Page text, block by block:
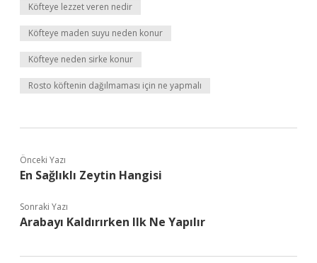
Köfteye lezzet veren nedir
Köfteye maden suyu neden konur
Köfteye neden sirke konur
Rosto köftenin dağılmaması için ne yapmalı
Önceki Yazı
En Sağlıklı Zeytin Hangisi
Sonraki Yazı
Arabayı Kaldırırken Ilk Ne Yapılır